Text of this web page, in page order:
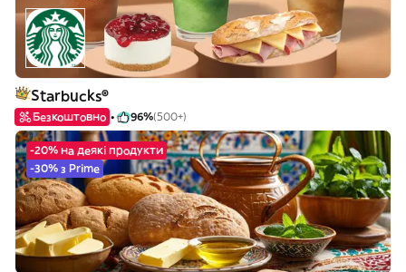
Starbucks®
Безкоштовно 96%(500+)
-20% на деякі продукти
-30% з Prime